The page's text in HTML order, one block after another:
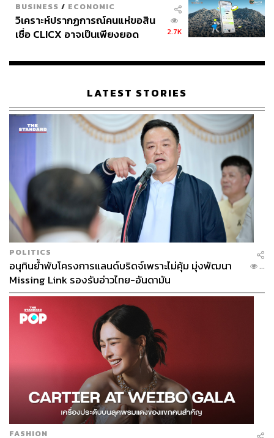
BUSINESS / ECONOMIC
วิเคราะห์ปรากฏการณ์คนแห่ขอสิน
เชื่อ CLICX อาจเป็นเพียงยอด
เรือนไทยที่ถูกซุกไว้
2.7K
LATEST STORIES
POLITICS
อนุทินย้ำพับโครงการแลนด์บริดจ์เพราะไม่คุ้ม มุ่งพัฒนา
Missing Link รองรับอ่าวไทย-อันดามัน
...
FASHION